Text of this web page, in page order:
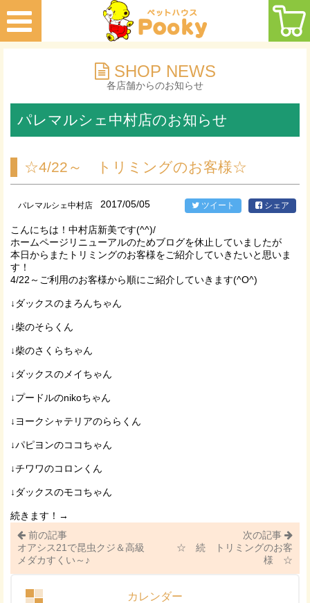
SHOP NEWS
各店舗からのお知らせ
パレマルシェ中村店のお知らせ
☆4/22～ トリミングのお客様☆
パレマルシェ中村店 2017/05/05 ツイート シェア
こんにちは！中村店新美です(^^)/
ホームページリニューアルのためブログを休止していましたが
本日からまたトリミングのお客様をご紹介していきたいと思いま
す！
4/22～ご利用のお客様から順にご紹介していきます(^O^)
↓ダックスのまろんちゃん
↓柴のそらくん
↓柴のさくらちゃん
↓ダックスのメイちゃん
↓プードルのnikoちゃん
↓ヨークシャテリアのららくん
↓パピヨンのココちゃん
↓チワワのコロンくん
↓ダックスのモコちゃん
続きます！→
前の記事
オアシス21で昆虫クジ＆高級
メダカすくい～♪
次の記事
☆ 続 トリミングのお客
様 ☆
カレンダー